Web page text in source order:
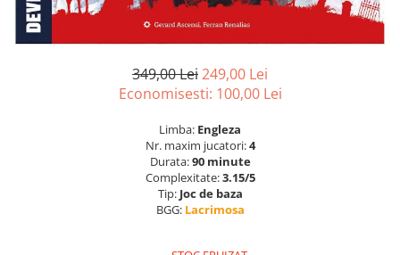
349,00 Lei249,00 Lei
Economisesti: 100,00 Lei
Limba: Engleza
Nr. maxim jucatori:4
Durata:90 minute
Complexitate:3.15/5
Tip: Joc de baza
BGG: Lacrimosa